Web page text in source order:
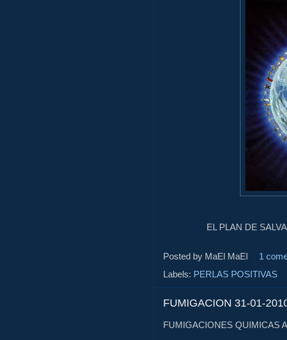
EL PLAN DE
Posted by MaEl MaEl
1
Labels: PERLAS POSITIVAS
FUMIGACION 31-01-
FUMIGACIONES QUIMICAS